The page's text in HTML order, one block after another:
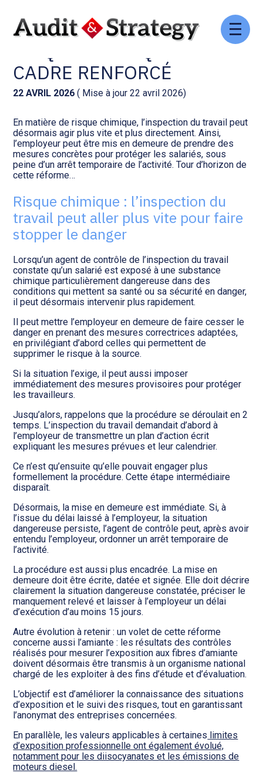
Aller
Comptabilité et conseil
Social et ressources humaines
Assistance juridique
Pilotage d’entreprise
Audit légal
Gestion de patrimoine
Procédures collectives
Transition numérique
Gestion des documents : ISuite
Tenue de votre comptabilité :
ACD
EVOLIZ
Facturation et pilotage : MEG
WAIBI
Gérer vos ressources
humaines : SILAE
RISQUE CHIMIQUE : UN
CADRE RENFORCÉ
22 AVRIL 2026 ( Mise à jour 22 avril 2026)
En matière de risque chimique, l’inspection du travail peut
désormais agir plus vite et plus directement. Ainsi,
l’employeur peut être mis en demeure de prendre des
mesures concrètes pour protéger les salariés, sous
peine d’un arrêt temporaire de l’activité. Tour d’horizon de
cette réforme…
Risque chimique : l’inspection du
travail peut aller plus vite pour faire
stopper le danger
Lorsqu’un agent de contrôle de l’inspection du travail
constate qu’un salarié est exposé à une substance
chimique particulièrement dangereuse dans des
conditions qui mettent sa santé ou sa sécurité en danger,
il peut désormais intervenir plus rapidement.
Il peut mettre l’employeur en demeure de faire cesser le
danger en prenant des mesures correctrices adaptées,
en privilégiant d’abord celles qui permettent de
supprimer le risque à la source.
Si la situation l’exige, il peut aussi imposer
immédiatement des mesures provisoires pour protéger
les travailleurs.
Jusqu’alors, rappelons que la procédure se déroulait en 2
temps. L’inspection du travail demandait d’abord à
l’employeur de transmettre un plan d’action écrit
expliquant les mesures prévues et leur calendrier.
Ce n’est qu’ensuite qu’elle pouvait engager plus
formellement la procédure. Cette étape intermédiaire
disparaît.
Désormais, la mise en demeure est immédiate. Si, à
l’issue du délai laissé à l’employeur, la situation
dangereuse persiste, l’agent de contrôle peut, après avoir
entendu l’employeur, ordonner un arrêt temporaire de
l’activité.
La procédure est aussi plus encadrée. La mise en
demeure doit être écrite, datée et signée. Elle doit décrire
clairement la situation dangereuse constatée, préciser le
manquement relevé et laisser à l’employeur un délai
d’exécution d’au moins 15 jours.
Autre évolution à retenir : un volet de cette réforme
concerne aussi l’amiante : les résultats des contrôles
réalisés pour mesurer l’exposition aux fibres d’amiante
doivent désormais être transmis à un organisme national
chargé de les exploiter à des fins d’étude et d’évaluation.
L’objectif est d’améliorer la connaissance des situations
d’exposition et le suivi des risques, tout en garantissant
l’anonymat des entreprises concernées.
En parallèle, les valeurs applicables à certaines limites
d’exposition professionnelle ont également évolué,
notamment pour les diisocyanates et les émissions de
moteurs diesel.